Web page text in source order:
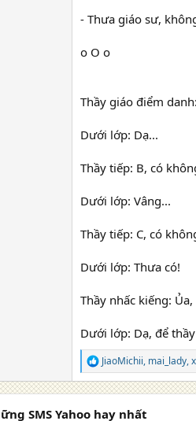
- Thưa giáo sư,
o O o
Thầy giáo điểm
Dưới lớp: Dạ...
Thầy tiếp: B, có
Dưới lớp: Vâng...
Thầy tiếp: C, có
Dưới lớp: Thưa có!
Thầy nhấc kiếng:
Dưới lớp: Dạ, để
R
e
a
t
JiaoMichii, mai_lady,
SMS Yahoo hay nhất